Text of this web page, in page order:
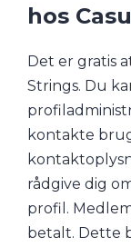
hos
Det er gratis
Strings. Du
kontakte
rådgive dig
profil.
betalt. Dette